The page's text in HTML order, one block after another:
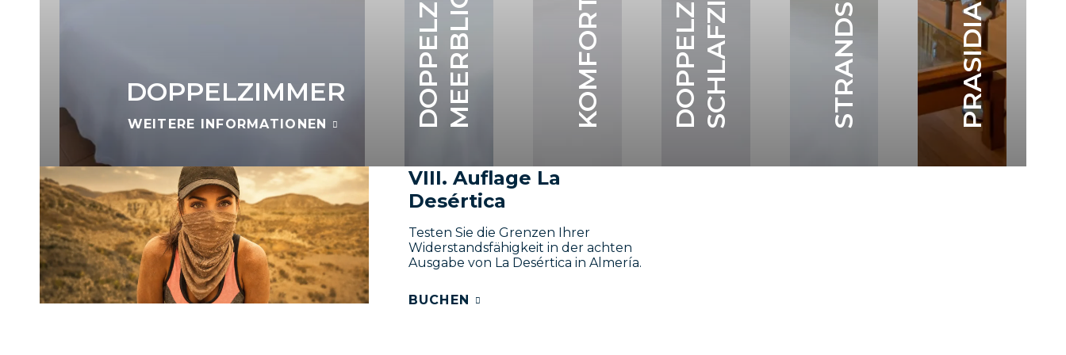
DOPPELZIMMER
WEITERE INFORMATIONEN K
VIII. Auflage La
Desértica
Testen Sie die Grenzen Ihrer
Widerstandsfähigkeit in der achten
Ausgabe von La Desértica in Almería.
BUCHEN